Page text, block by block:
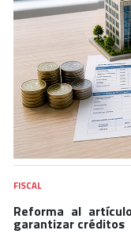
FISCAL
Reforma al
garantizar créditos